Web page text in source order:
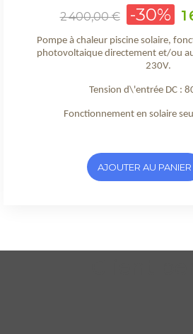
Prix
de
2 400,00 € -30%
Pompe à chaleur piscine solaire,
photovoltaique directement et/ou
230V.
Tension d\'entrée DC :
Fonctionnement en solaire
AJOUTER AU PANIER